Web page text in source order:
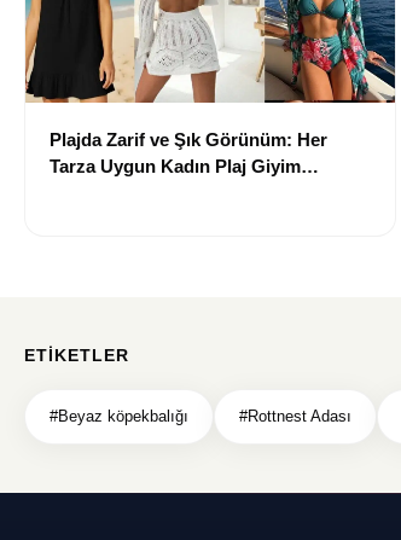
Plajda Zarif ve Şık Görünüm: Her
Tarza Uygun Kadın Plaj Giyim
ETIKETLER
#Beyaz köpekbalığı #Rottnest Adası